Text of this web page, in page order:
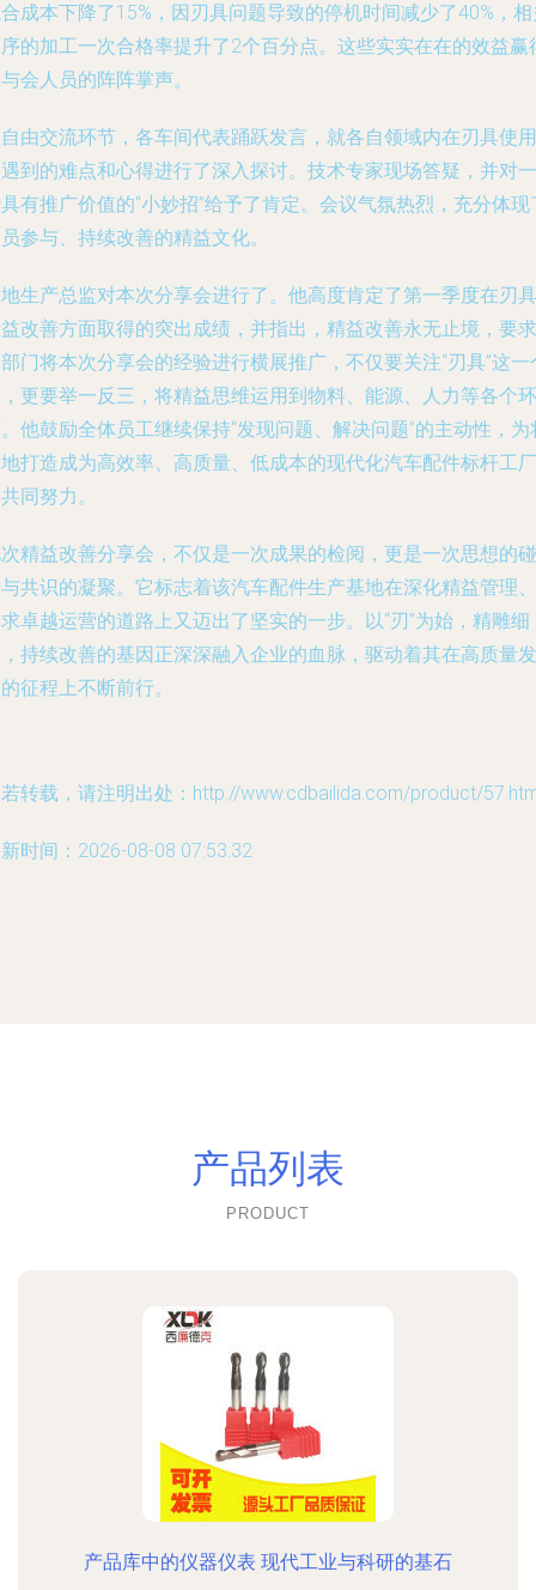
成本下降了15%，因刃具问题导致的停机时间减少了40%，
的加工一次合格率提升了2个百分点。这些实实在在的效益赢
会人员的阵阵掌声。
由交流环节，各车间代表踊跃发言，就各自领域内在刃具使用
到的难点和心得进行了深入探讨。技术专家现场答疑，并对一
有推广价值的“小妙招”给予了肯定。会议气氛热烈，充分体现
参与、持续改善的精益文化。
生产总监对本次分享会进行了。他高度肯定了第一季度在刃具
改善方面取得的突出成绩，并指出，精益改善永无止境，要求
门将本次分享会的经验进行横展推广，不仅要关注“刃具”这一
更要举一反三，将精益思维运用到物料、能源、人力等各个环
他鼓励全体员工继续保持“发现问题、解决问题”的主动性，为
打造成为高效率、高质量、低成本的现代化汽车配件标杆工厂
同努力。
精益改善分享会，不仅是一次成果的检阅，更是一次思想的碰
共识的凝聚。它标志着该汽车配件生产基地在深化精益管理、
卓越运营的道路上又迈出了坚实的一步。以“刃”为始，精雕细
持续改善的基因正深深融入企业的血脉，驱动着其在高质量发
征程上不断前行。
转载，请注明出处：http://www.cdbailida.com/product/
时间：2026-08-08 07:53:32
产品列表
PRODUCT
产品库中的仪器仪表 现代工业与科研的基石